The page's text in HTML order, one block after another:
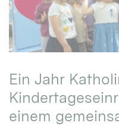
Ein Jahr
einem